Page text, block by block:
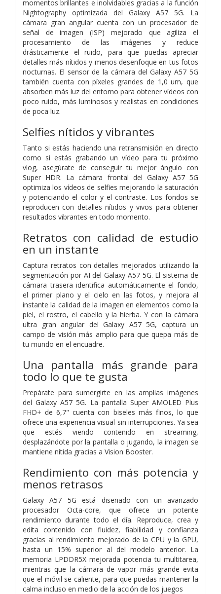
momentos brillantes e inolvidables gracias a la función
Nightography optimizada del Galaxy A57 5G. La
cámara gran angular cuenta con un procesador de
señal de imagen (ISP) mejorado que agiliza el
procesamiento de las imágenes y reduce
drásticamente el ruido, para que puedas apreciar
detalles más nítidos y menos desenfoque en tus fotos
nocturnas. El sensor de la cámara del Galaxy A57 5G
también cuenta con píxeles grandes de 1,0 um, que
absorben más luz del entorno para obtener vídeos con
poco ruido, más luminosos y realistas en condiciones
de poca luz.
Selfies nítidos y vibrantes
Tanto si estás haciendo una retransmisión en directo
como si estás grabando un vídeo para tu próximo
vlog, asegúrate de conseguir tu mejor ángulo con
Super HDR. La cámara frontal del Galaxy A57 5G
optimiza los vídeos de selfies mejorando la saturación
y potenciando el color y el contraste. Los fondos se
reproducen con detalles nítidos y vivos para obtener
resultados vibrantes en todo momento.
Retratos con calidad de estudio
en un instante
Captura retratos con detalles mejorados utilizando la
segmentación por AI del Galaxy A57 5G. El sistema de
cámara trasera identifica automáticamente el fondo,
el primer plano y el cielo en las fotos, y mejora al
instante la calidad de la imagen en elementos como la
piel, el rostro, el cabello y la hierba. Y con la cámara
ultra gran angular del Galaxy A57 5G, captura un
campo de visión más amplio para que quepa más de
tu mundo en el encuadre.
Una pantalla más grande para
todo lo que te gusta
Prepárate para sumergirte en las amplias imágenes
del Galaxy A57 5G. La pantalla Super AMOLED Plus
FHD+ de 6,7" cuenta con biseles más finos, lo que
ofrece una experiencia visual sin interrupciones. Ya sea
que estés viendo contenido en streaming,
desplazándote por la pantalla o jugando, la imagen se
mantiene nítida gracias a Vision Booster.
Rendimiento con más potencia y
menos retrasos
Galaxy A57 5G está diseñado con un avanzado
procesador Octa-core, que ofrece un potente
rendimiento durante todo el día. Reproduce, crea y
edita contenido con fluidez, fiabilidad y confianza
gracias al rendimiento mejorado de la CPU y la GPU,
hasta un 15% superior al del modelo anterior. La
memoria LPDDR5X mejorada potencia tu multitarea,
mientras que la cámara de vapor más grande evita
que el móvil se caliente, para que puedas mantener la
calma incluso en medio de la acción de los juegos